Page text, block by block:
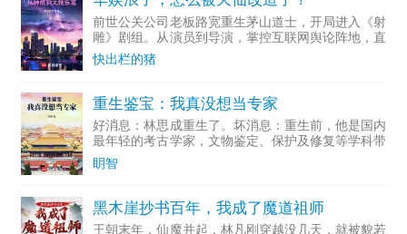
前世公关公司老板路宽重生茅山道士，开局进入《射
雕》剧组。从演员到导演，掌控互联网舆论阵地，直
至成为资...
快出栏的猪
重生鉴宝：我真没想当专家
好消息：林思成重生了。坏消息：重生前，他是国内
最年轻的考古学家，文物鉴定、保护及修复等学科带
头人。多...
眀智
黑木崖抄书百年，我成了魔道祖师
王朝末年，仙魔并起，林凡刚穿越没几天，就被貌若